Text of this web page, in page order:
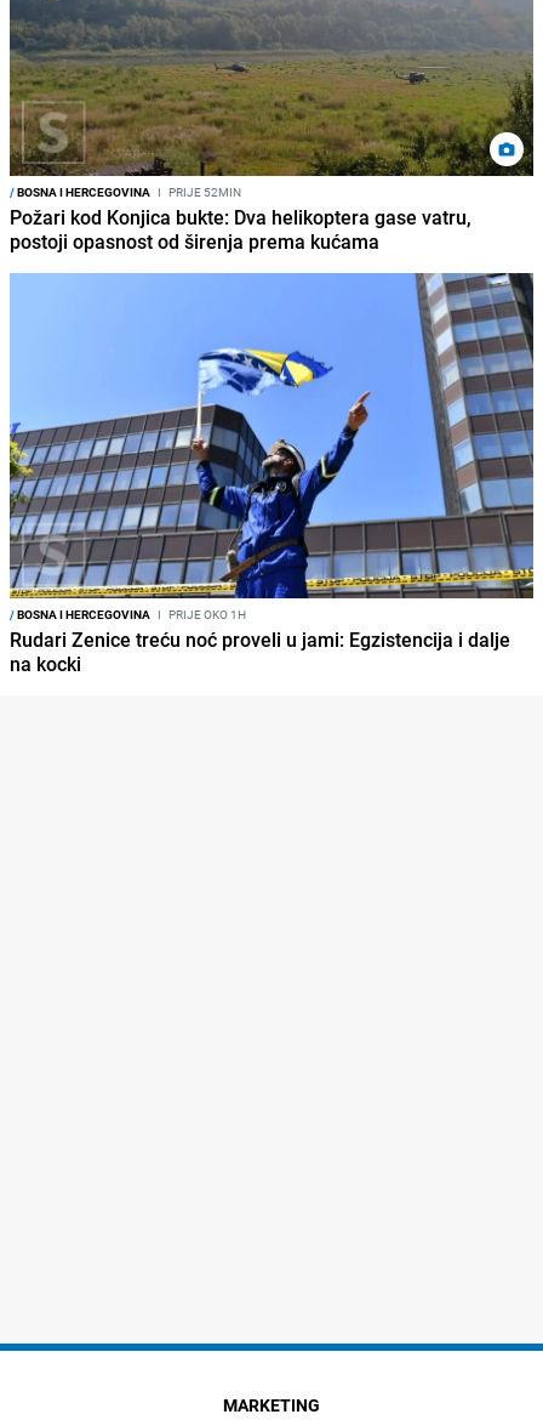
/BOSNA I HERCEGOVINA I PRIJE 52MIN
Požari kod Konjica bukte: Dva helikoptera gase vatru,
postoji opasnost od širenja prema kućama
/BOSNA I HERCEGOVINA I PRIJE OKO 1H
Rudari Zenice treću noć proveli u jami: Egzistencija i dalje
na kocki
MARKETING